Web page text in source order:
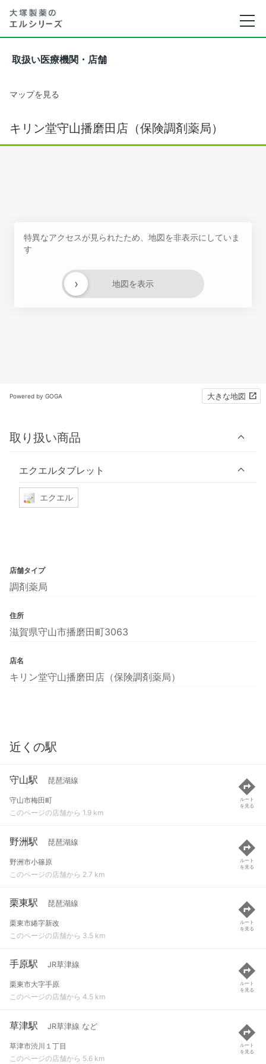
取扱い医療機関・店舗
マップを見る
キリン堂守山播磨田店（保険調剤薬局）
特異なアクセスが見られたため、地図を非表示にしていま
す
地図を表示
›
Powered by GOGA 大きな地図
取り扱い商品
エクエルタブレット
エクエル
店舗タイプ
調剤薬局
住所
滋賀県守山市播磨田町3063
店名
キリン堂守山播磨田店（保険調剤薬局）
近くの駅
守山駅 琵琶湖線
守山市梅田町
このページの店舗から 1.9 km
ルート
を見る
野洲駅 琵琶湖線
野洲市小篠原
このページの店舗から 2.7 km
ルート
を見る
栗東駅 琵琶湖線
栗東市綣字新改
このページの店舗から 3.5 km
ルート
を見る
手原駅 JR草津線
栗東市大字手原
このページの店舗から 4.5 km
ルート
を見る
草津駅 JR草津線 など
草津市渋川１丁目
このページの店舗から 5.6 km
ルート
を見る